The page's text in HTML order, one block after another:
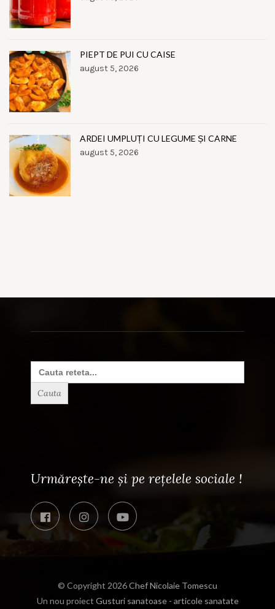
PIEPT DE PUI CU CAISE
august 5, 2026
ARDEI UMPLUȚI CU LEGUME ȘI CARNE
august 5, 2026
Search
for:
Urmărește-ne și pe rețelele sociale !
© Copyright 2026Chef Nicolaie Tomescu
Un nou proiect Gusturi sanatoase - articole sanatate